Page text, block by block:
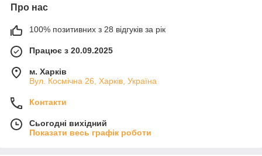
Про нас
100% позитивних з 28 відгуків за рік
Працює з 20.09.2025
м. Харків
Вул. Космічна 26, Харків, Україна
Контакти
Сьогодні вихідний
Показати весь графік роботи